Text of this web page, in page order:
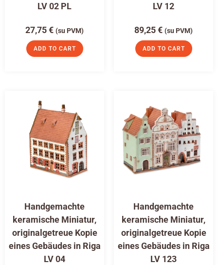
LV 02 PL
27,75€ (su PVM)
ADD TO CART
LV 12
89,25€ (su PVM)
ADD TO CART
Handgemachte
keramische Miniatur,
originalgetreue Kopie
eines Gebäudes in Riga
LV 04
Handgemachte
keramische Miniatur,
originalgetreue Kopie
eines Gebäudes in Riga
LV 123